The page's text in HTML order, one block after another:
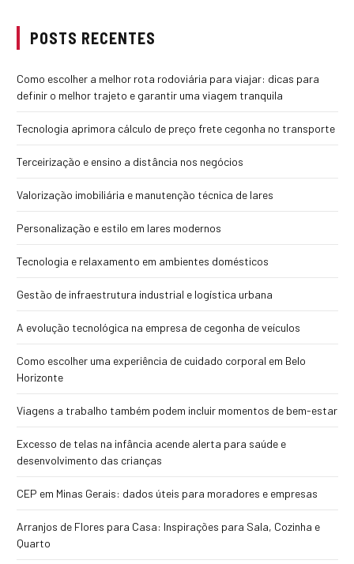
POSTS RECENTES
Como escolher a melhor rota rodoviária para viajar: dicas para
definir o melhor trajeto e garantir uma viagem tranquila
Tecnologia aprimora cálculo de preço frete cegonha no transporte
Terceirização e ensino a distância nos negócios
Valorização imobiliária e manutenção técnica de lares
Personalização e estilo em lares modernos
Tecnologia e relaxamento em ambientes domésticos
Gestão de infraestrutura industrial e logística urbana
A evolução tecnológica na empresa de cegonha de veículos
Como escolher uma experiência de cuidado corporal em Belo
Horizonte
Viagens a trabalho também podem incluir momentos de bem-estar
Excesso de telas na infância acende alerta para saúde e
desenvolvimento das crianças
CEP em Minas Gerais: dados úteis para moradores e empresas
Arranjos de Flores para Casa: Inspirações para Sala, Cozinha e
Quarto